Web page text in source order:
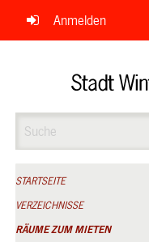
Navigation
überspringen
Anmelden
STARTSEITE
VERZEICHNISSE
RÄUME ZUM MIETEN